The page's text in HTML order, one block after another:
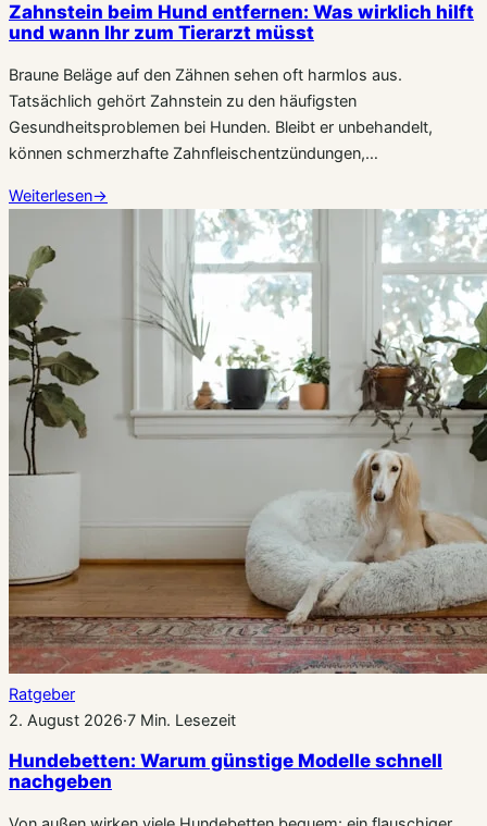
Zahnstein beim Hund entfernen: Was wirklich hilft
und wann Ihr zum Tierarzt müsst
Braune Beläge auf den Zähnen sehen oft harmlos aus.
Tatsächlich gehört Zahnstein zu den häufigsten
Gesundheitsproblemen bei Hunden. Bleibt er unbehandelt,
können schmerzhafte Zahnfleischentzündungen,…
Weiterlesen→
Ratgeber
2. August 2026·7 Min. Lesezeit
Hundebetten: Warum günstige Modelle schnell
nachgeben